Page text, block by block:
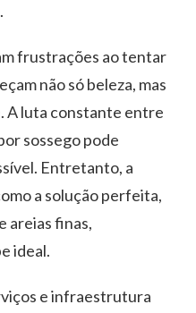
frustrações ao tentar
não só beleza, mas
A luta constante entre
sossego pode
Entretanto, a
a solução perfeita,
areias finas,
ideal.
e infraestrutura